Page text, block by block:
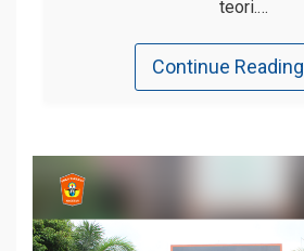
teori.…
Continue Reading